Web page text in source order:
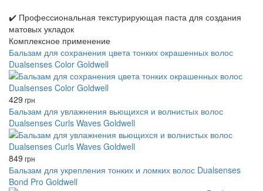
✔️ Профессиональная текстурирующая паста для создания
матовых укладок
Комплексное применение
Бальзам для сохранения цвета тонких окрашенных волос
Dualsenses Color Goldwell
429 грн
Бальзам для увлажнения вьющихся и волнистых волос
Dualsenses Curls Waves Goldwell
849 грн
Бальзам для укрепления тонких и ломких волос Dualsenses
Bond Pro Goldwell